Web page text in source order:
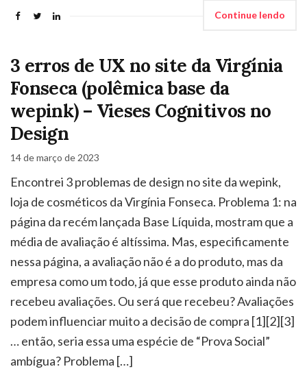
Continue lendo
3 erros de UX no site da Virgínia
Fonseca (polêmica base da
wepink) – Vieses Cognitivos no
Design
14 de março de 2023
Encontrei 3 problemas de design no site da wepink,
loja de cosméticos da Virgínia Fonseca. Problema 1: na
página da recém lançada Base Líquida, mostram que a
média de avaliação é altíssima. Mas, especificamente
nessa página, a avaliação não é a do produto, mas da
empresa como um todo, já que esse produto ainda não
recebeu avaliações. Ou será que recebeu? Avaliações
podem influenciar muito a decisão de compra [1][2][3]
… então, seria essa uma espécie de “Prova Social”
ambígua? Problema […]